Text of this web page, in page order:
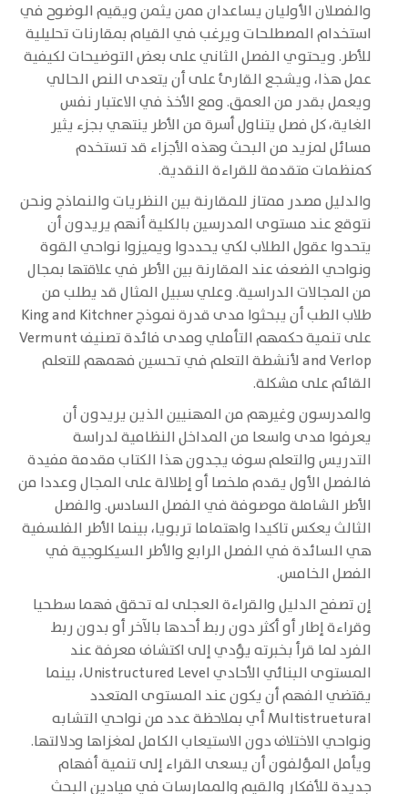
والفصلان الأوليان يساعدان ممن يثمن ويقيم الوضوح في
استخدام المصطلحات ويرغب في القيام بمقارنات تحليلية
للأطر. ويحتوي الفصل الثاني على بعض التوضيحات لكيفية
عمل هذا، ويشجع القارئ على أن يتعدى النص الحالي
ويعمل بقدر من العمق. ومع الأخذ في الاعتبار نفس
الغاية، كل فصل يتناول أسرة من الأطر ينتهي بجزء يثير
مسائل لمزيد من البحث وهذه الأجزاء قد تستخدم
كمنظمات متقدمة للقراءة النقدية.
والدليل مصدر ممتاز للمقارنة بين النظريات والنماذج ونحن
نتوقع عند مستوى المدرسين بالكلية أنهم يريدون أن
يتحدوا عقول الطلاب لكي يحددوا ويميزوا نواحي القوة
ونواحي الضعف عند المقارنة بين الأطر في علاقتها بمجال
من المجالات الدراسية. وعلي سبيل المثال قد يطلب من
طلاب الطب أن يبحثوا مدى قدرة نموذج King and Kitchner
على تنمية حكمهم التأملي ومدى فائدة تصنيف Vermunt
and Verlop لأنشطة التعلم في تحسين فهمهم للتعلم
القائم على مشكلة.
والمدرسون وغيرهم من المهنيين الذين يريدون أن
يعرفوا مدى واسعا من المداخل النظامية لدراسة
التدريس والتعلم سوف يجدون هذا الكتاب مقدمة مفيدة
فالفصل الأول يقدم ملخصا أو إطلالة على المجال وعددا من
الأطر الشاملة موصوفة في الفصل السادس. والفصل
الثالث يعكس تاكيدا واهتماما تربويا، بينما الأطر الفلسفية
هي السائدة في الفصل الرابع والأطر السيكلوجية في
الفصل الخامس.
إن تصفح الدليل والقراءة العجلى له تحقق فهما سطحيا
وقراءة إطار أو أكثر دون ربط أحدها بالآخر أو بدون ربط
الفرد لما قرأ بخبرته يؤدي إلى اكتشاف معرفة عند
المستوى البنائي الأحادي Unistructured Level، بينما
يقتضي الفهم أن يكون عند المستوى المتعدد
Multistruetural أي بملاحظة عدد من نواحي التشابه
ونواحي الاختلاف دون الاستيعاب الكامل لمغزاها ودلالتها.
ويأمل المؤلفون أن يسعى القراء إلى تنمية أفهام
جديدة للأفكار والقيم والممارسات في ميادين البحث